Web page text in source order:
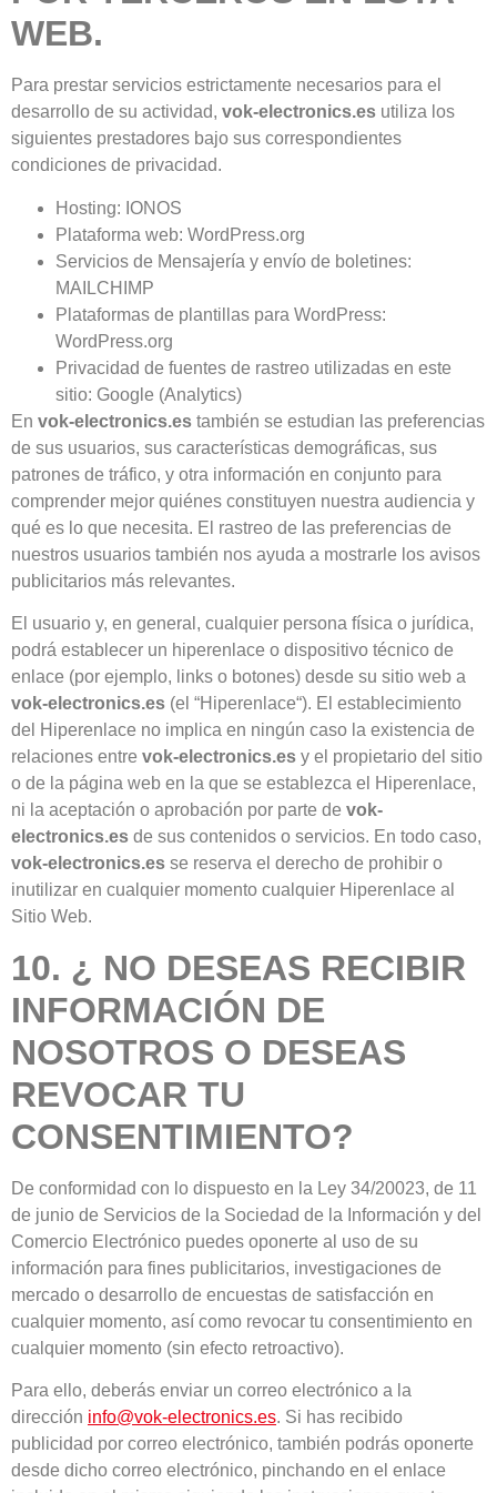
WEB.
Para prestar servicios estrictamente necesarios para el
desarrollo de su actividad, vok-electronics.es utiliza los
siguientes prestadores bajo sus correspondientes
condiciones de privacidad.
Hosting: IONOS
Plataforma web: WordPress.org
Servicios de Mensajería y envío de boletines:
MAILCHIMP
Plataformas de plantillas para WordPress:
WordPress.org
Privacidad de fuentes de rastreo utilizadas en este
sitio: Google (Analytics)
En vok-electronics.es también se estudian las preferencias
de sus usuarios, sus características demográficas, sus
patrones de tráfico, y otra información en conjunto para
comprender mejor quiénes constituyen nuestra audiencia y
qué es lo que necesita. El rastreo de las preferencias de
nuestros usuarios también nos ayuda a mostrarle los avisos
publicitarios más relevantes.
El usuario y, en general, cualquier persona física o jurídica,
podrá establecer un hiperenlace o dispositivo técnico de
enlace (por ejemplo, links o botones) desde su sitio web a
vok-electronics.es (el “Hiperenlace“). El establecimiento
del Hiperenlace no implica en ningún caso la existencia de
relaciones entre vok-electronics.es y el propietario del sitio
o de la página web en la que se establezca el Hiperenlace,
ni la aceptación o aprobación por parte de vok-
electronics.es de sus contenidos o servicios. En todo caso,
vok-electronics.es se reserva el derecho de prohibir o
inutilizar en cualquier momento cualquier Hiperenlace al
Sitio Web.
10. ¿ NO DESEAS RECIBIR
INFORMACIÓN DE
NOSOTROS O DESEAS
REVOCAR TU
CONSENTIMIENTO?
De conformidad con lo dispuesto en la Ley 34/20023, de 11
de junio de Servicios de la Sociedad de la Información y del
Comercio Electrónico puedes oponerte al uso de su
información para fines publicitarios, investigaciones de
mercado o desarrollo de encuestas de satisfacción en
cualquier momento, así como revocar tu consentimiento en
cualquier momento (sin efecto retroactivo).
Para ello, deberás enviar un correo electrónico a la
dirección info@vok-electronics.es. Si has recibido
publicidad por correo electrónico, también podrás oponerte
desde dicho correo electrónico, pinchando en el enlace